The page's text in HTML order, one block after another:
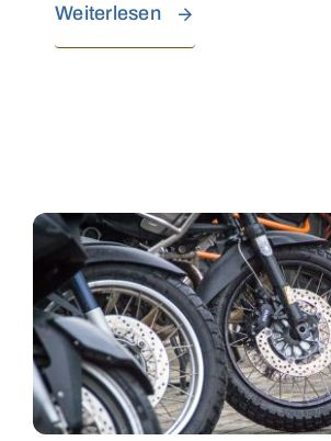
Weiterlesen